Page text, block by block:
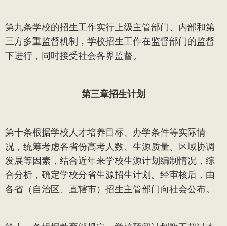
第九条学校的招生工作实行上级主管部门、内部和第
三方多重监督机制，学校招生工作在监督部门的监督
下进行，同时接受社会各界监督。
第三章招生计划
第十条根据学校人才培养目标、办学条件等实际情
况，统筹考虑各省份高考人数、生源质量、区域协调
发展等因素，结合近年来学校生源计划编制情况，综
合分析，确定学校分省生源招生计划。经审核后，由
各省（自治区、直辖市）招生主管部门向社会公布。